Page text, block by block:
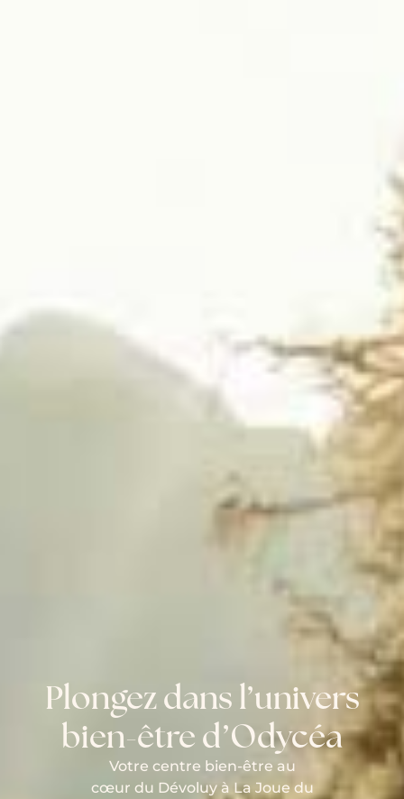
Plongez dans l’univers
bien-être d’Odycéa
Votre centre bien-être au
cœur du Dévoluy à La Joue du